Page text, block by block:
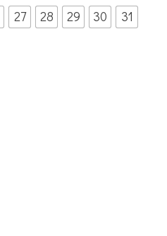
27 28 29 30
31